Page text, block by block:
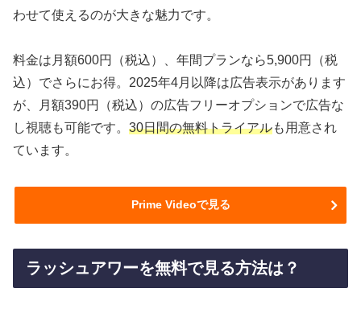
わせて使えるのが大きな魅力です。
料金は月額600円（税込）、年間プランなら5,900円（税
込）でさらにお得。2025年4月以降は広告表示があります
が、月額390円（税込）の広告フリーオプションで広告な
し視聴も可能です。 30日間の無料トライアルも用意され
ています。
Prime Videoで見る
ラッシュアワーを無料で見る方法は？